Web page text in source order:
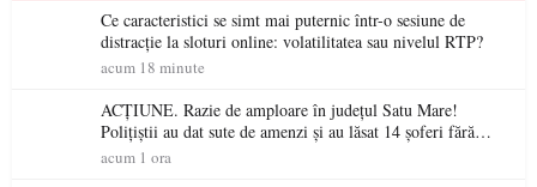
Ce caracteristici se simt mai puternic într-o sesiune de
distracție la sloturi online: volatilitatea sau nivelul RTP?
acum 18 minute
ACȚIUNE. Razie de amploare în județul Satu Mare!
Polițiștii au dat sute de amenzi și au lăsat 14 șoferi fără
permis într-o singură zi
acum 1 ora